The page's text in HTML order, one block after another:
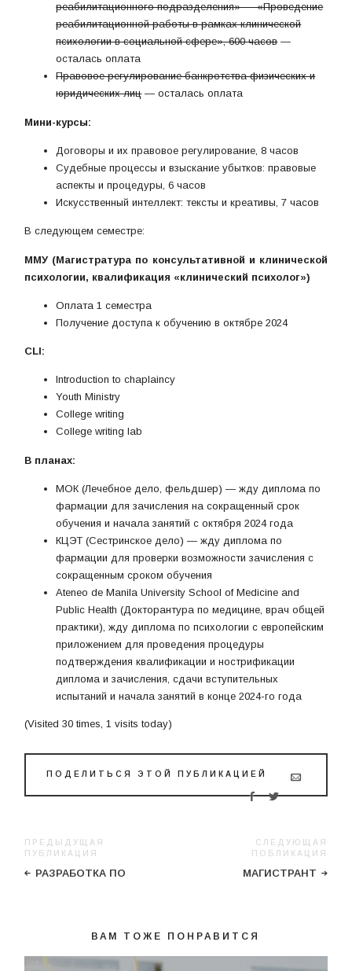
реабилитационного подразделения» — «Проведение
реабилитационной работы в рамках клинической
психологии в социальной сфере», 600 часов—
осталась оплата
Правовое регулирование банкротства физических и
юридических лиц— осталась оплата
Мини-курсы:
Договоры и их правовое регулирование, 8 часов
Судебные процессы и взыскание убытков: правовые
аспекты и процедуры, 6 часов
Искусственный интеллект: тексты и креативы, 7 часов
В следующем семестре:
ММУ (Магистратура по консультативной и клинической
психологии, квалификация «клинический психолог»)
Оплата 1 семестра
Получение доступа к обучению в октябре 2024
CLI:
Introduction to chaplaincy
Youth Ministry
College writing
College writing lab
В планах:
МОК (Лечебное дело, фельдшер) — жду диплома по
фармации для зачисления на сокращенный срок
обучения и начала занятий с октября 2024 года
КЦЭТ (Сестринское дело) — жду диплома по
фармации для проверки возможности зачисления с
сокращенным сроком обучения
Ateneo de Manila University School of Medicine and
Public Health (Докторантура по медицине, врач общей
практики), жду диплома по психологии с европейским
приложением для проведения процедуры
подтверждения квалификации и нострификации
диплома и зачисления, сдачи вступительных
испытаний и начала занятий в конце 2024-го года
(Visited 30 times, 1 visits today)
ПОДЕЛИТЬСЯ ЭТОЙ ПУБЛИКАЦИЕЙ
ПРЕДЫДУЩАЯ
ПУБЛИКАЦИЯ
РАЗРАБОТКА ПО
СЛЕДУЮЩАЯ
ПОБЛИКАЦИЯ
МАГИСТРАНТ
ВАМ ТОЖЕ ПОНРАВИТСЯ